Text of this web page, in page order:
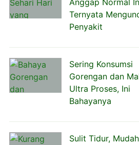
Anggap Normal
Ternyata
Penyakit
Sering Konsumsi
Gorengan dan
Ultra Proses, Ini
Bahayanya
Sulit Tidur, Mudah